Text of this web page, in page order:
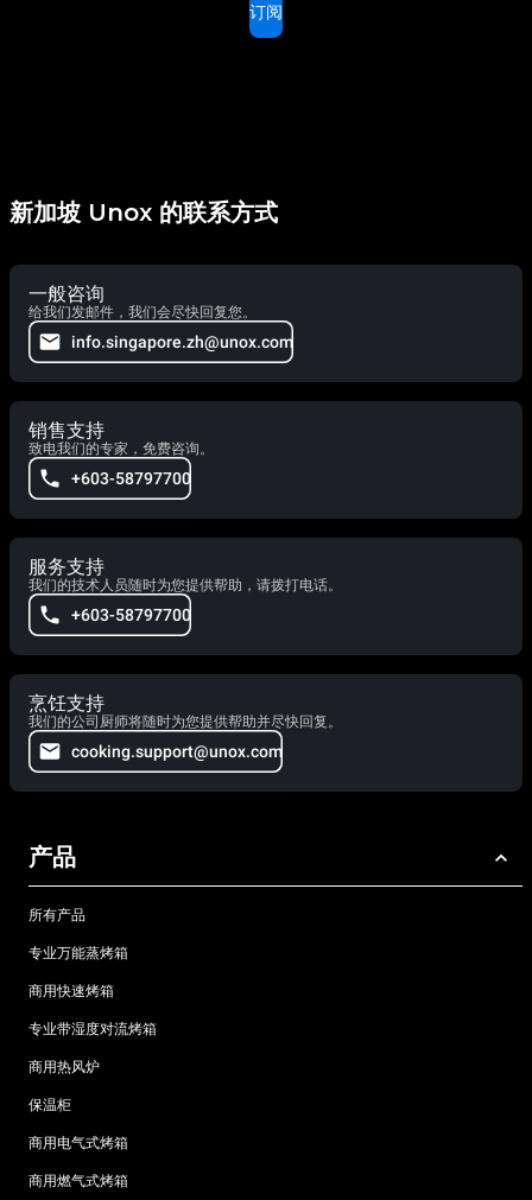
订阅
新加坡 Unox 的联系方式
一般咨询
给我们发邮件，我们会尽快回复您。
info.singapore.zh@unox.com
销售支持
致电我们的专家，免费咨询。
+603-58797700
服务支持
我们的技术人员随时为您提供帮助，请拨打电话。
+603-58797700
烹饪支持
我们的公司厨师将随时为您提供帮助并尽快回复。
cooking.support@unox.com
产品
所有产品
专业万能蒸烤箱
商用快速烤箱
专业带湿度对流烤箱
商用热风炉
保温柜
商用电气式烤箱
商用燃气式烤箱